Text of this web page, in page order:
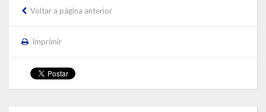
Voltar a página anterior
Imprimir